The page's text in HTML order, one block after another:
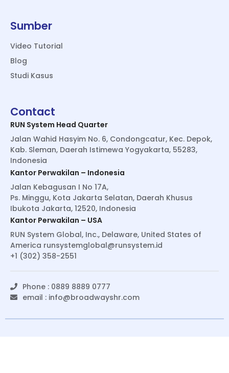
Sumber
Video Tutorial
Blog
Studi Kasus
Contact
RUN System Head Quarter
Jalan Wahid Hasyim No. 6, Condongcatur, Kec. Depok,
Kab. Sleman, Daerah Istimewa Yogyakarta, 55283,
Indonesia
Kantor Perwakilan – Indonesia
Jalan Kebagusan I No 17A,
Ps. Minggu, Kota Jakarta Selatan, Daerah Khusus
Ibukota Jakarta, 12520, Indonesia
Kantor Perwakilan – USA
RUN System Global, Inc., Delaware, United States of
America runsystemglobal@runsystem.id
+1 (302) 358-2551
Phone : 0889 8889 0777
email : info@broadwayshr.com